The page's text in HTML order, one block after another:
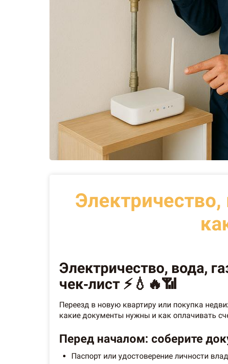
Электричество,
Электричество, вода,
чек‑лист ⚡💧🔥📶
Переезд в новую квартиру или покупка
какие документы нужны и как оплачивать
Перед началом: соберите
Паспорт или удостоверение личности